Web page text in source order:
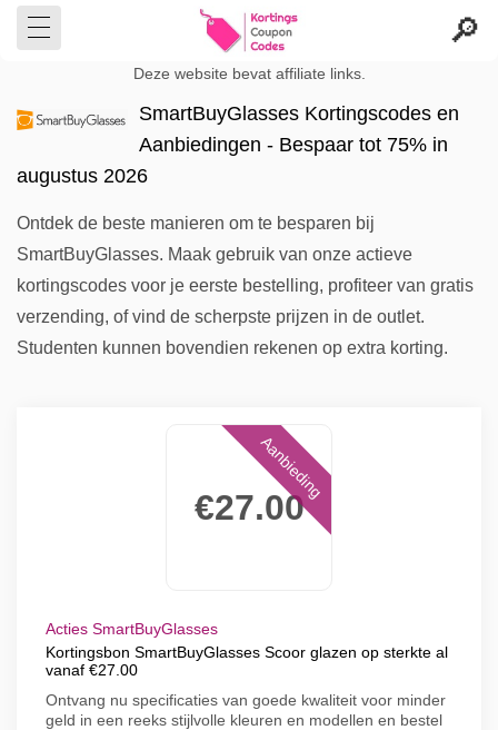
Deze website bevat affiliate links.
SmartBuyGlasses Kortingscodes en
Aanbiedingen - Bespaar tot 75% in
augustus 2026
Ontdek de beste manieren om te besparen bij
SmartBuyGlasses. Maak gebruik van onze actieve
kortingscodes voor je eerste bestelling, profiteer van gratis
verzending, of vind de scherpste prijzen in de outlet.
Studenten kunnen bovendien rekenen op extra korting.
€27.00
Aanbieding
Acties SmartBuyGlasses
Kortingsbon SmartBuyGlasses Scoor glazen op sterkte al
vanaf €27.00
Ontvang nu specificaties van goede kwaliteit voor minder
geld in een reeks stijlvolle kleuren en modellen en bestel